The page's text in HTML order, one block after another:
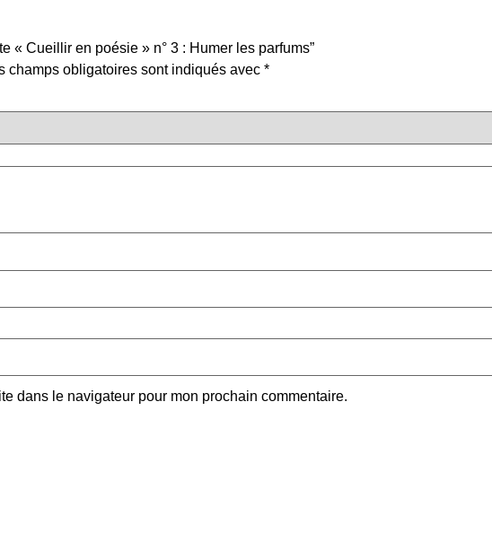
« Cueillir en poésie » n° 3 : Humer les parfums”
champs obligatoires sont indiqués avec *
dans le navigateur pour mon prochain commentaire.